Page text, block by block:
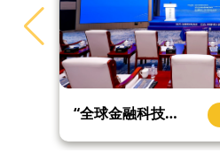
“全球金融科技中心网络年会”在2025金融街论坛年会金融科技大会上再度举办